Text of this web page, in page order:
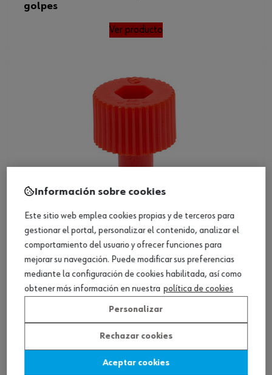
golpes
Ver producto
Adaptador de extracción para PinPuller
Ver producto
Información sobre cookies
Este sitio web emplea cookies propias y de terceros para
gestionar el portal, personalizar el contenido, analizar el
comportamiento del usuario y ofrecer funciones para
mejorar su navegación. Puede modificar sus preferencias
mediante la configuración de cookies habilitada, así como
obtener más información en nuestra política de cookies
Personalizar
Rechazar cookies
Aceptar cookies